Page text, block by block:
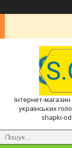
Інтернет-
українських
shapki-